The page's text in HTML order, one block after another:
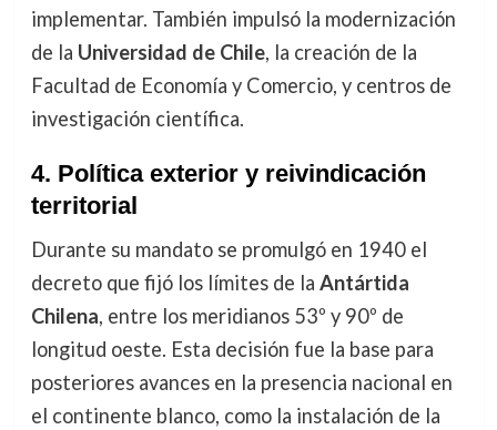
implementar. También impulsó la modernización
de la Universidad de Chile, la creación de la
Facultad de Economía y Comercio, y centros de
investigación científica.
4. Política exterior y reivindicación
territorial
Durante su mandato se promulgó en 1940 el
decreto que fijó los límites de la Antártida
Chilena, entre los meridianos 53º y 90º de
longitud oeste. Esta decisión fue la base para
posteriores avances en la presencia nacional en
el continente blanco, como la instalación de la